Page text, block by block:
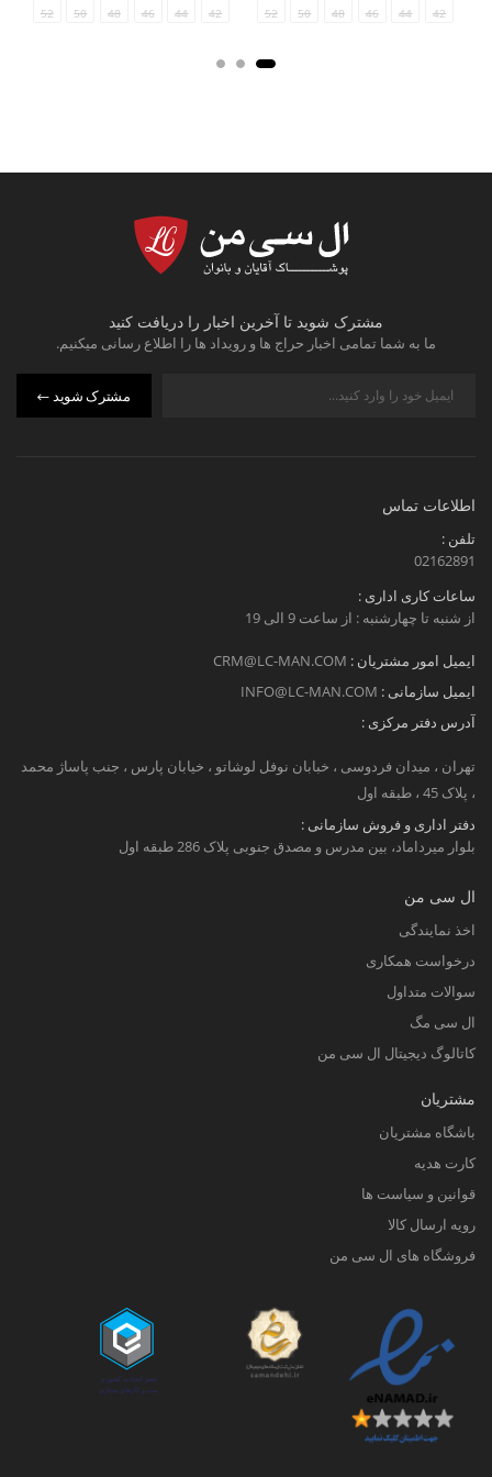
42
44
46
48
50
52
34/3642
44
46
48
50
52
مشترک شوید تا آخرین اخبار را دریافت کنید
ما به شما تمامی اخبار حراج ها و رویداد ها را اطلاع رسانی میکنیم.
مشترک شوید
اطلاعات تماس
تلفن :
02162891
ساعات کاری اداری :
از شنبه تا چهارشنبه : از ساعت 9 الی 19
ایمیل امور مشتریان : CRM@LC-MAN.COM
ایمیل سازمانی : INFO@LC-MAN.COM
آدرس دفتر مرکزی :
تهران ، میدان فردوسی ، خبابان نوفل لوشاتو ، خیابان پارس ، جنب پاساژ محمد
، پلاک 45 ، طبقه اول
دفتر اداری و فروش سازمانی :
بلوار میرداماد، بین مدرس و مصدق جنوبی پلاک 286 طبقه اول
ال سی من
اخذ نمایندگی
درخواست همکاری
سوالات متداول
ال سی مگ
کاتالوگ دیجیتال ال سی من
مشتریان
باشگاه مشتریان
کارت هدیه
قوانین و سیاست ها
رویه ارسال کالا
فروشگاه های ال سی من